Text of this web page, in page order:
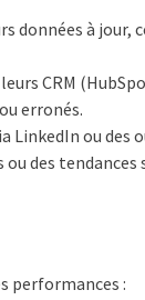
données à
CRM
erronés.
LinkedIn ou des
des
performances :